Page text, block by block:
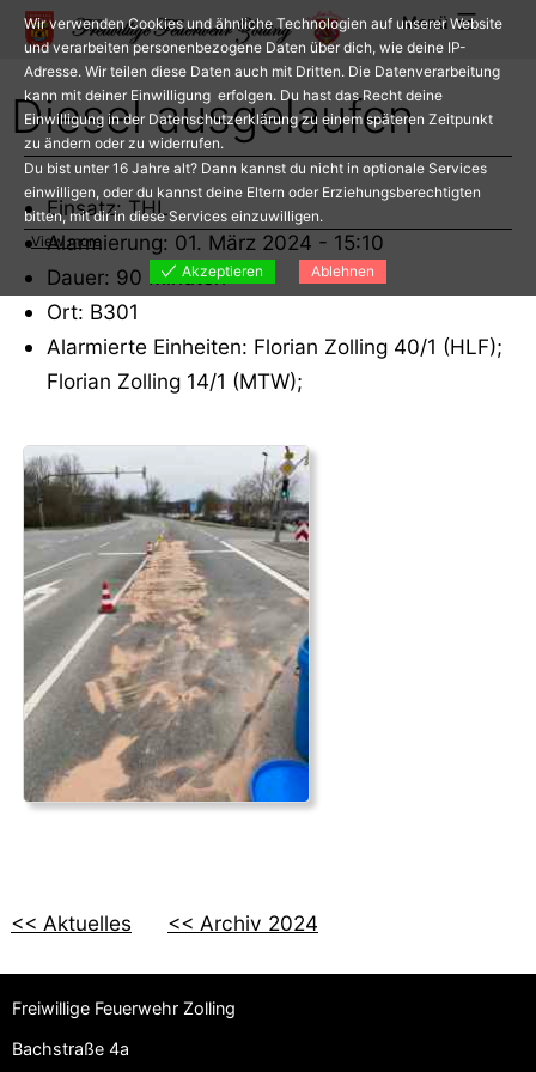
Zum
Inhalt
springen
Menü
Diesel ausgelaufen
Einsatz: THL
Alarmierung: 01. März 2024 - 15:10
Dauer: 90 Minuten
Ort: B301
Alarmierte Einheiten: Florian Zolling 40/1 (HLF);
Florian Zolling 14/1 (MTW);
<< Aktuelles << Archiv 2024
Freiwillige Feuerwehr Zolling
Bachstraße 4a
Wir verwenden Cookies und ähnliche Technologien auf unserer Website
und verarbeiten personenbezogene Daten über dich, wie deine IP-
Adresse. Wir teilen diese Daten auch mit Dritten. Die Datenverarbeitung
kann mit deiner Einwilligung erfolgen. Du hast das Recht deine
Einwilligung in der Datenschutzerklärung zu einem späteren Zeitpunkt
zu ändern oder zu widerrufen.
Du bist unter 16 Jahre alt? Dann kannst du nicht in optionale Services
einwilligen, oder du kannst deine Eltern oder Erziehungsberechtigten
bitten, mit dir in diese Services einzuwilligen.
View more
Akzeptieren
Ablehnen